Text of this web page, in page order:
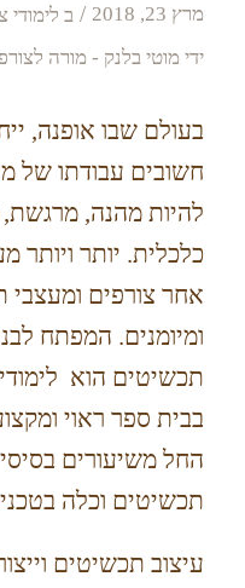
מרץ 23, 2018 / ב לימודי
ידי מוטי בלנק - מורה
בעולם שבו אופנה,
חשובים עבודתו של
להיות מהנה,
כלכלית. יותר ויותר
אחר צורפים
ומיומנים. המפתח
תכשיטים הוא
בבית ספר ראוי
החל משיעורים
תכשיטים וכלה
עיצוב תכשיטים